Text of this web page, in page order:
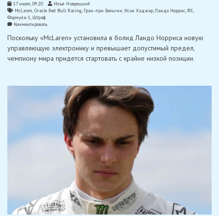
17 июля, 09:20
Илья Навроцкий
McLaren,Oracle Red Bull Racing, Гран-при Бельгии, Исак Хаджар,Ландо Норрис,Ф1
Формула-1, Штраф
Комментироватьon
получил
в
десять
в
наказание
Хаджара?
Поскольку «McLaren» установила в болид Ландо Норриса новую
управляющую электронику и превышает допустимый предел,
чемпиону мира придется стартовать с крайне низкой позиции.